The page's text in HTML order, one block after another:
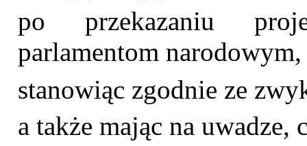
po przekazaniu
parlamentom narodowym,
stanowiąc zgodnie ze
a także mając na uwadze,